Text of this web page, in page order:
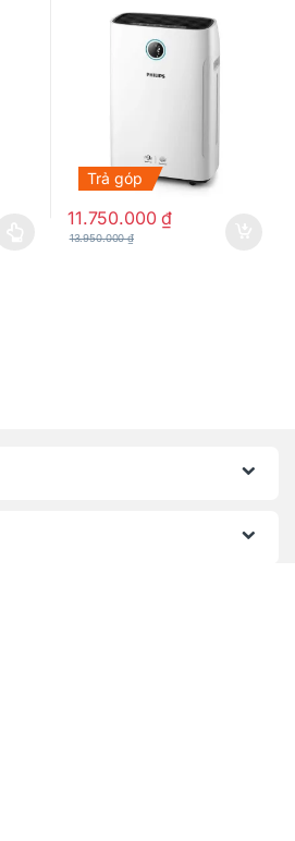
biến thể. Các tùy chọn có thể được
Trả góp
11.750.000₫
13.950.000₫